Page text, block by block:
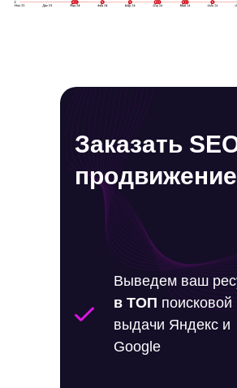
Заказать
продвижение
Выведем ваш
в ТОП поисковой
выдачи Яндекс и
Google